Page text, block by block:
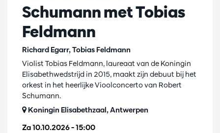
Schumann met Tobias
Feldmann
Richard Egarr, Tobias Feldmann
Za 10.10.2026– 15:00
Violist Tobias Feldmann, laureaat van de Koningin
Elisabethwedstrijd in 2015, maakt zijn debuut bij het
orkest in het heerlijke Vioolconcerto van Robert
Schumann.
Koningin Elisabethzaal, Antwerpen